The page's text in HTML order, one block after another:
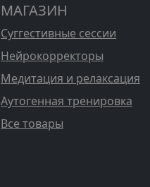
МАГАЗИН
Суггестивные сессии
Нейрокорректоры
Медитация и релаксация
Аутогенная тренировка
Все товары